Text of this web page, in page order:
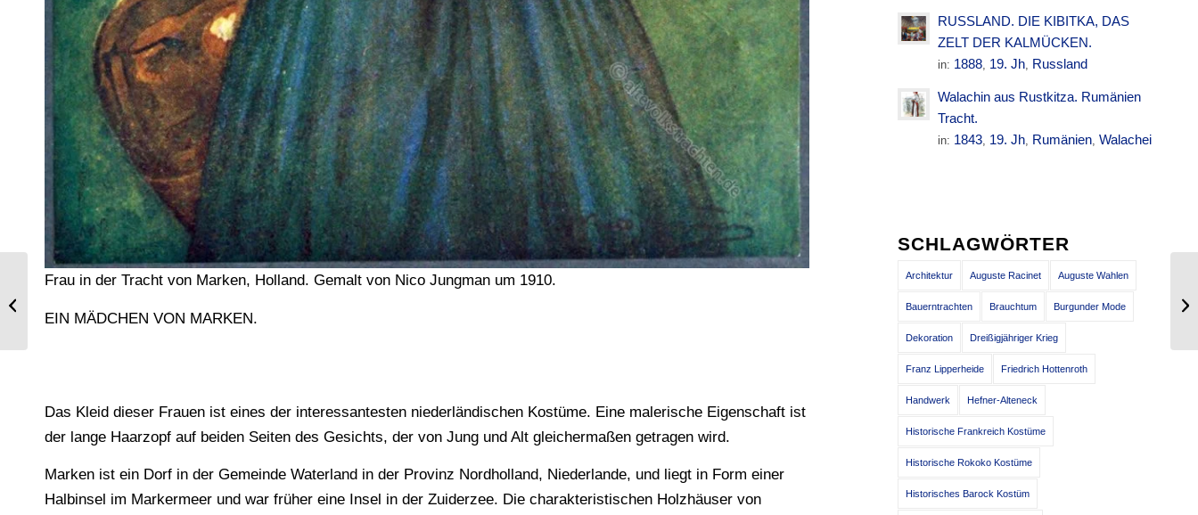
Frau in der Tracht von Marken, Holland. Gemalt von Nico Jungman um 1910.
EIN MÄDCHEN VON MARKEN.
Das Kleid dieser Frauen ist eines der interessantesten niederländischen Kostüme. Eine malerische Eigenschaft ist
der lange Haarzopf auf beiden Seiten des Gesichts, der von Jung und Alt gleichermaßen getragen wird.
Marken ist ein Dorf in der Gemeinde Waterland in der Provinz Nordholland, Niederlande, und liegt in Form einer
Halbinsel im Markermeer und war früher eine Insel in der Zuiderzee. Die charakteristischen Holzhäuser von
RUSSLAND. DIE KIBITKA, DAS
ZELT DER KALMÜCKEN.
in: 1888, 19. Jh, Russland
Walachin aus Rustkitza. Rumänien
Tracht.
in: 1843, 19. Jh, Rumänien,Walachei
SCHLAGWÖRTER
Architektur Auguste Racinet Auguste Wahlen
Bauerntrachten Brauchtum Burgunder Mode
Dekoration Dreißigjähriger Krieg
Franz Lipperheide Friedrich Hottenroth
Handwerk Hefner-Alteneck
Historische Frankreich Kostüme
Historische Rokoko Kostüme
Historisches Barock Kostüm
Arbeitstracht um 1830.